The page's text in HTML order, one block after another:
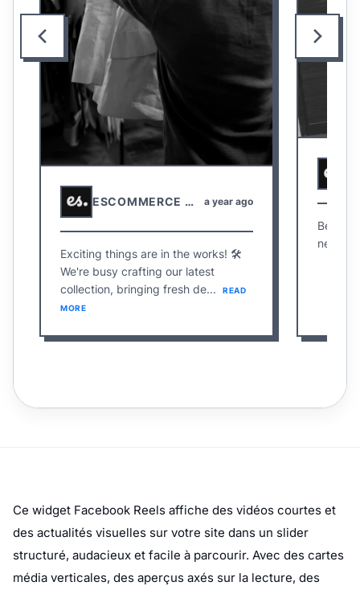
Ce widget Facebook Reels affiche des vidéos courtes et
des actualités visuelles sur votre site dans un slider
structuré, audacieux et facile à parcourir. Avec des cartes
média verticales, des aperçus axés sur la lecture, des